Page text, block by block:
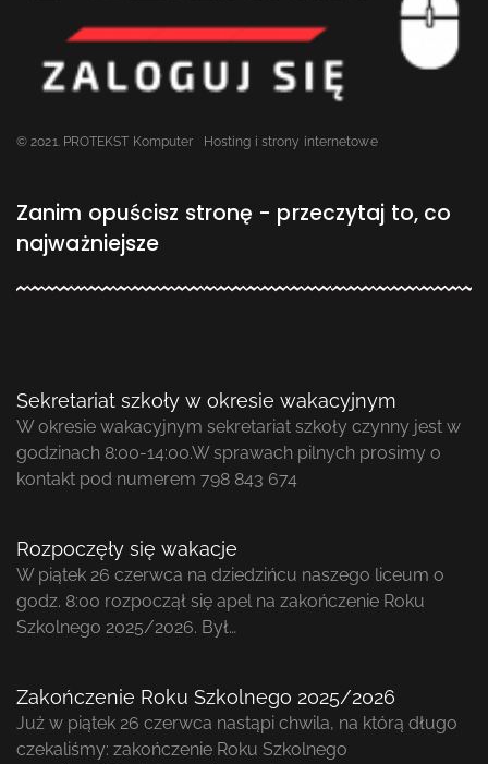
© 2021. PROTEKST Komputer Hosting i strony internetowe
Zanim opuścisz stronę - przeczytaj to, co
najważniejsze
Sekretariat szkoły w okresie wakacyjnym
W okresie wakacyjnym sekretariat szkoły czynny jest w
godzinach 8:00-14:00.W sprawach pilnych prosimy o
kontakt pod numerem 798 843 674
Rozpoczęły się wakacje
W piątek 26 czerwca na dziedzińcu naszego liceum o
godz. 8:00 rozpoczął się apel na zakończenie Roku
Szkolnego 2025/2026. Był…
Zakończenie Roku Szkolnego 2025/2026
Już w piątek 26 czerwca nastąpi chwila, na którą długo
czekaliśmy: zakończenie Roku Szkolnego